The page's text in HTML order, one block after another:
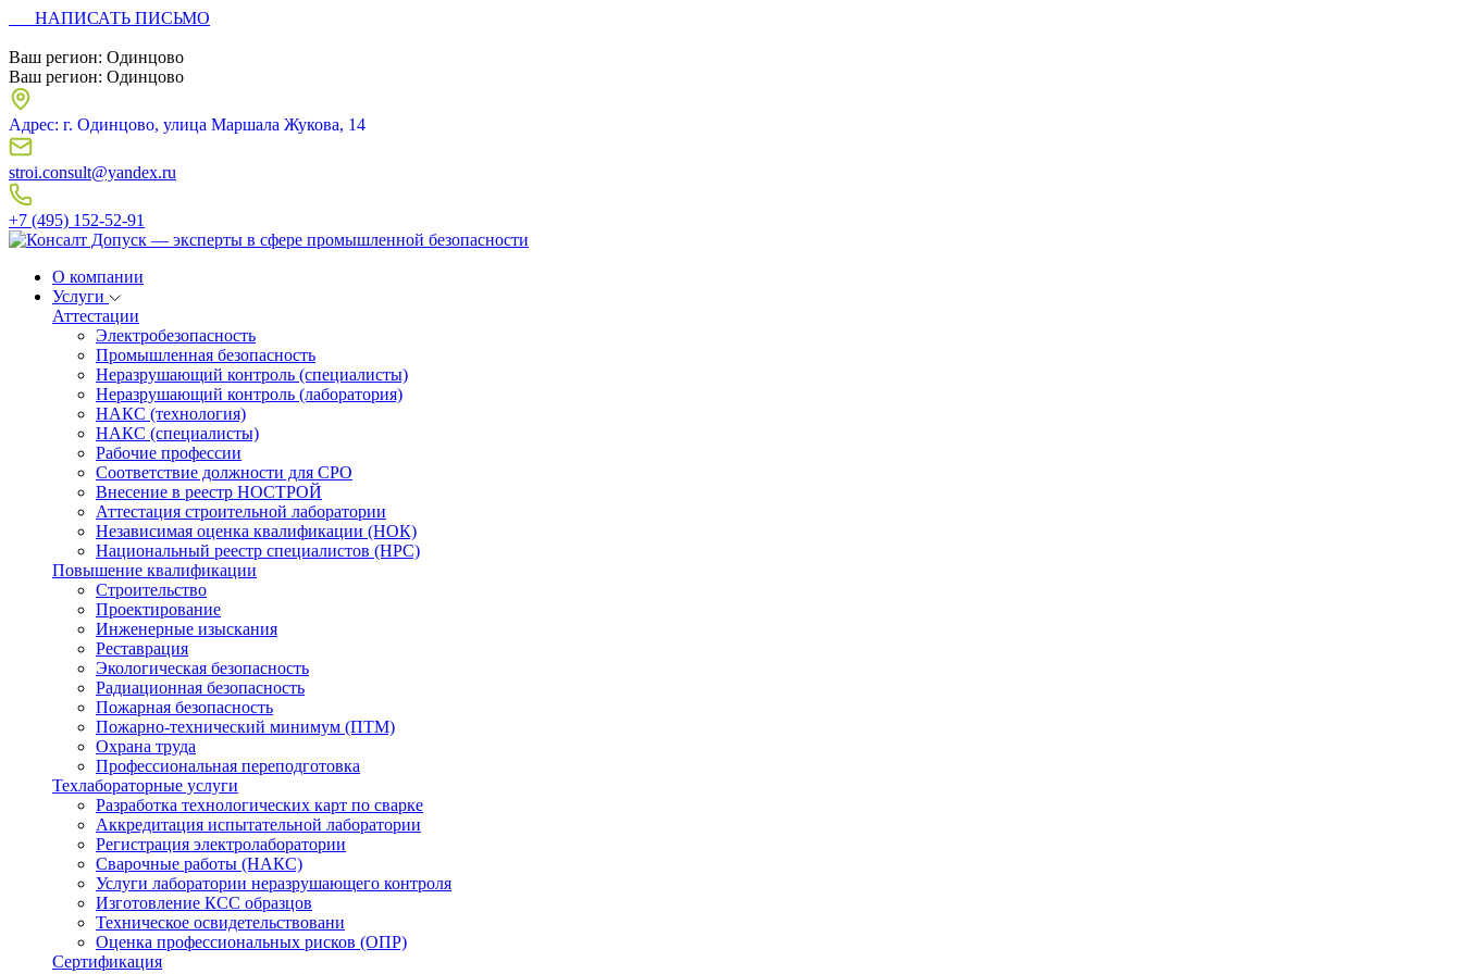
НАПИСАТЬ ПИСЬМО
Ваш регион: Одинцово
Ваш регион: Одинцово
Адрес: г. Одинцово, улица Маршала Жукова, 14
stroi.consult@yandex.ru
+7 (495) 152-52-91
О компании
Услуги
Аттестации
Электробезопасность
Промышленная безопасность
Неразрушающий контроль (специалисты)
Неразрушающий контроль (лаборатория)
НАКС (технология)
НАКС (специалисты)
Рабочие профессии
Соответствие должности для СРО
Внесение в реестр НОСТРОЙ
Аттестация строительной лаборатории
Независимая оценка квалификации (НОК)
Национальный реестр специалистов (НРС)
Повышение квалификации
Строительство
Проектирование
Инженерные изыскания
Реставрация
Экологическая безопасность
Радиационная безопасность
Пожарная безопасность
Пожарно-технический минимум (ПТМ)
Охрана труда
Профессиональная переподготовка
Техлабораторные услуги
Разработка технологических карт по сварке
Аккредитация испытательной лаборатории
Регистрация электролаборатории
Сварочные работы (НАКС)
Услуги лаборатории неразрушающего контроля
Изготовление КСС образцов
Техническое освидетельствовани
Оценка профессиональных рисков (ОПР)
Сертификация